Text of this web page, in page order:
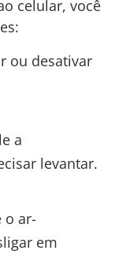
celular, você
ou desativar
a
levantar.
o ar-
em